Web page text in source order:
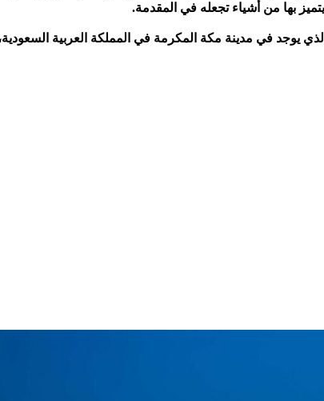
بها من أشياء تجعله في المقدمة.
يوجد في مدينة مكة المكرمة في المملكة العربية